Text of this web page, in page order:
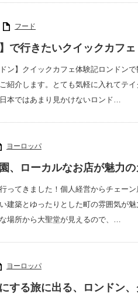
フード
】で行きたいクイックカフ
ン】クイックカフェ体験記ロンドン
紹介します。とても気軽に入れてテ
本ではあまり見かけないロンド…
ヨーロッパ
、ローカルなお店が魅力
ってきました！個人経営からチェー
建築とゆったりとした町の雰囲気が
場所から大聖堂が見えるので、…
ヨーロッパ
にする旅に出る、ロンドン